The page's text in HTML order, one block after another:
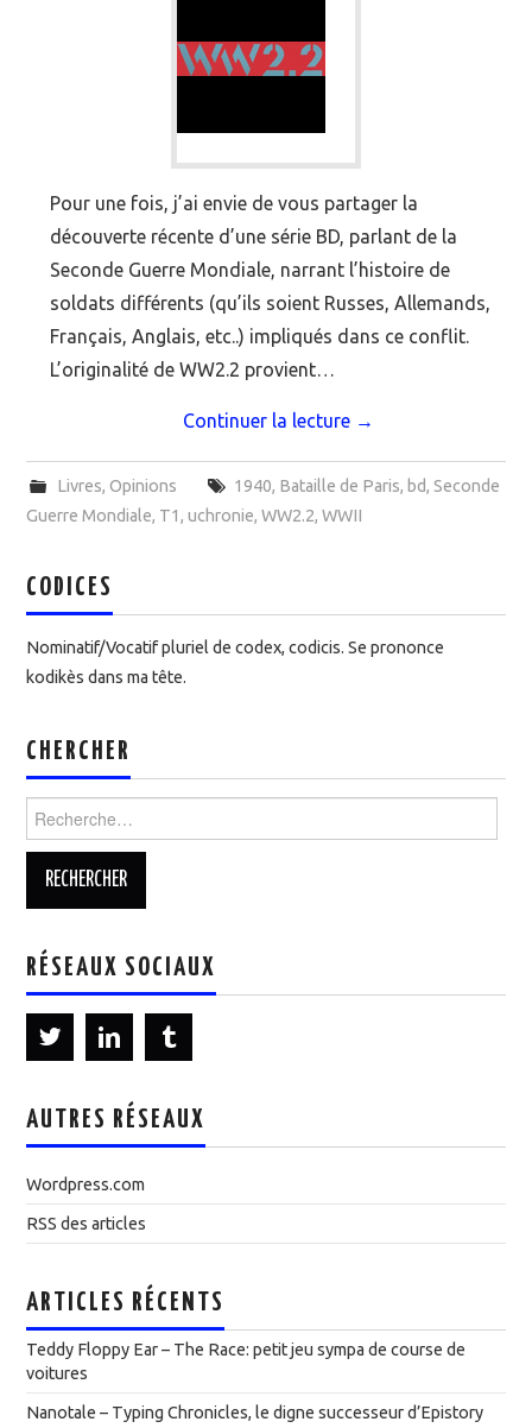
Pour une fois, j’ai envie de vous partager la
découverte récente d’une série BD, parlant de la
Seconde Guerre Mondiale, narrant l’histoire de
soldats différents (qu’ils soient Russes, Allemands,
Français, Anglais, etc..) impliqués dans ce conflit.
L’originalité de WW2.2 provient…
Continuer la lecture →
Livres, Opinions 1940, Bataille de Paris, bd, Seconde
Guerre Mondiale, T1,uchronie,WW2.2,WWII
CODICES
Nominatif/Vocatif pluriel de codex, codicis. Se prononce
kodikès dans ma tête.
CHERCHER
Rechercher :
RÉSEAUX SOCIAUX
AUTRES RÉSEAUX
Wordpress.com
RSS des articles
ARTICLES RÉCENTS
Teddy Floppy Ear – The Race: petit jeu sympa de course de
voitures
Nanotale – Typing Chronicles, le digne successeur d’Epistory